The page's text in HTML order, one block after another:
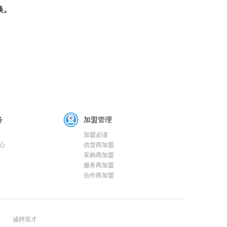
加盟管理
加盟必读
供货商加盟
采购商加盟
服务商加盟
合作商加盟
诚聘英才